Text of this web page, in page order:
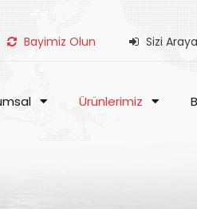
Bayimiz Olun Sizi
Ürünlerimiz